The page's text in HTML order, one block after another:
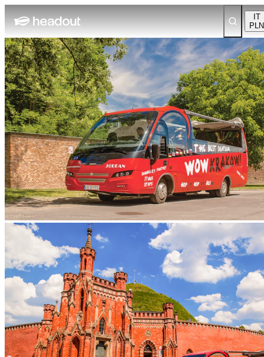
IT
PLN